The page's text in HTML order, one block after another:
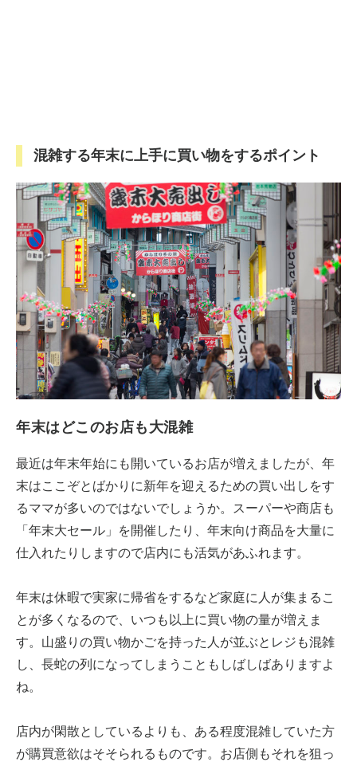
混雑する年末に上手に買い物をするポイント
年末はどこのお店も大混雑
最近は年末年始にも開いているお店が増えましたが、年
末はここぞとばかりに新年を迎えるための買い出しをす
るママが多いのではないでしょうか。スーパーや商店も
「年末大セール」を開催したり、年末向け商品を大量に
仕入れたりしますので店内にも活気があふれます。
年末は休暇で実家に帰省をするなど家庭に人が集まるこ
とが多くなるので、いつも以上に買い物の量が増えま
す。山盛りの買い物かごを持った人が並ぶとレジも混雑
し、長蛇の列になってしまうこともしばしばありますよ
ね。
店内が閑散としているよりも、ある程度混雑していた方
が購買意欲はそそられるものです。お店側もそれを狙っ